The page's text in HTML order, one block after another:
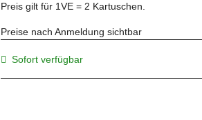
Preis gilt für 1VE = 2 Kartuschen.
Preise nach Anmeldung sichtbar
Sofort verfügbar